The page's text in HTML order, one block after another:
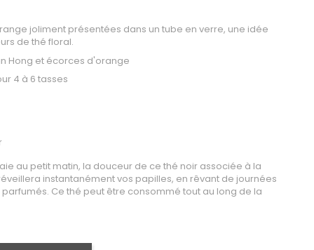
joliment présentées dans un tube en verre, une idée
de thé floral.
Hong et écorces d'orange
4 à 6 tasses
au petit matin, la douceur de ce thé noir associée à la
instantanément vos papilles, en rêvant de journées
Ce thé peut être consommé tout au long de la